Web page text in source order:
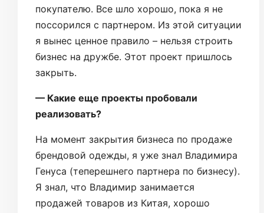
покупателю. Все шло хорошо, пока я не
поссорился с партнером. Из этой ситуации
я вынес ценное правило – нельзя строить
бизнес на дружбе. Этот проект пришлось
закрыть.
— Какие еще проекты пробовали
реализовать?
На момент закрытия бизнеса по продаже
брендовой одежды, я уже знал Владимира
Генуса (теперешнего партнера по бизнесу).
Я знал, что Владимир занимается
продажей товаров из Китая, хорошо